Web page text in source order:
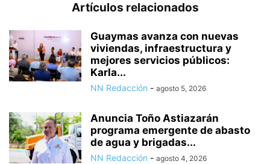
Artículos relacionados
Guaymas avanza con nuevas
viviendas, infraestructura y
mejores servicios públicos:
Karla...
NN Redacción - agosto 5, 2026
Anuncia Toño Astiazarán
programa emergente de abasto
de agua y brigadas...
NN Redacción - agosto 4, 2026